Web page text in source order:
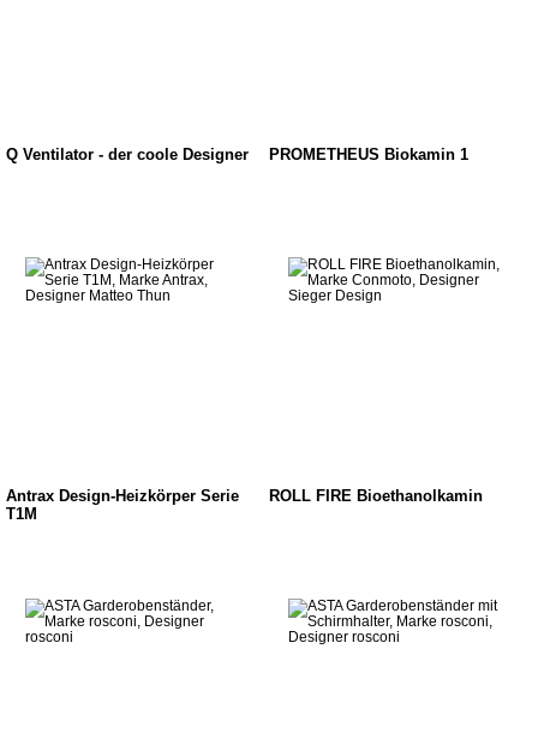
Q Ventilator - der coole Designer PROMETHEUS Biokamin 1
Antrax Design-Heizkörper Serie
T1M
ROLL FIRE Bioethanolkamin